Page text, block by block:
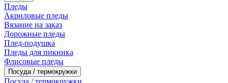
Пледы
Акриловые пледы
Вязание на заказ
Дорожные пледы
Плед-подушка
Пледы для пикника
Флисовые пледы
Посуда / термокружки
Посуда / термокружки